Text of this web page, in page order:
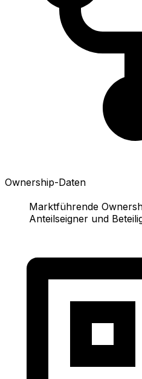
Ownership-Daten
Marktführende
Anteilseigner und